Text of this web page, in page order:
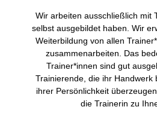
Wir arbeiten ausschließlich mit
selbst ausgebildet haben. Wir
Weiterbildung von allen
zusammenarbeiten. Das
Trainer*innen sind gut
Trainierende, die ihr Handwerk
ihrer Persönlichkeit
die Trainerin zu